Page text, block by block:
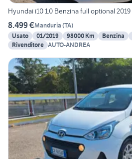
Hyundai i10 1.0 Benzina full optional 2019
8.499 €Manduria (TA)
Usato
01/2019 98000 Km Benzina
Rivenditore AUTO-ANDREA